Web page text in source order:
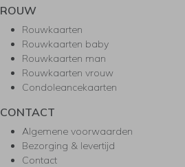
ROUW
Rouwkaarten
Rouwkaarten baby
Rouwkaarten man
Rouwkaarten vrouw
Condoleancekaarten
CONTACT
Algemene voorwaarden
Bezorging & levertijd
Contact